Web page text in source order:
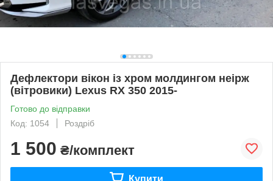
Дефлектори вікон із хром молдингом неірж
(вітровики) Lexus RX 350 2015-
Готово до відправки
Код: 1054
Роздріб
1 500 ₴/комплект
Купити